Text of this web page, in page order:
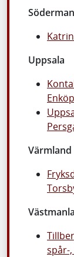
Uppsala
Värmland
spår-